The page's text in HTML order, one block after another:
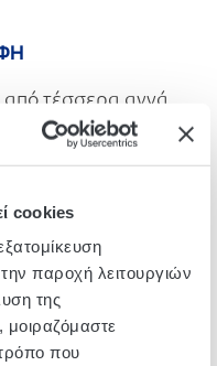
cookies
παροχή λειτουργιών
της
μοιραζόμαστε
που
τέσσερα αγνά
Προφέρει μοναδικό
Μπορεί να
1